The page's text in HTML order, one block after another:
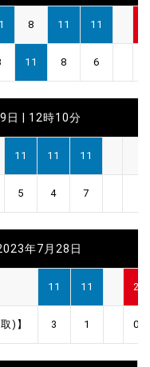
8 11 11
11 8 6
日 | 12時10分
11 11 11
5 4 7
年7月28日
11 11 2
)】 3 1 0